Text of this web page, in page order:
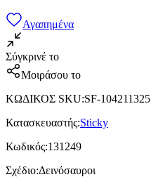
Αγαπημένα
Σύγκρινέ το
Μοιράσου το
ΚΩΔΙΚΟΣ SKU:SF-104211325
Κατασκευαστής:Sticky
Κωδικός:131249
Σχέδιο:Δεινόσαυροι